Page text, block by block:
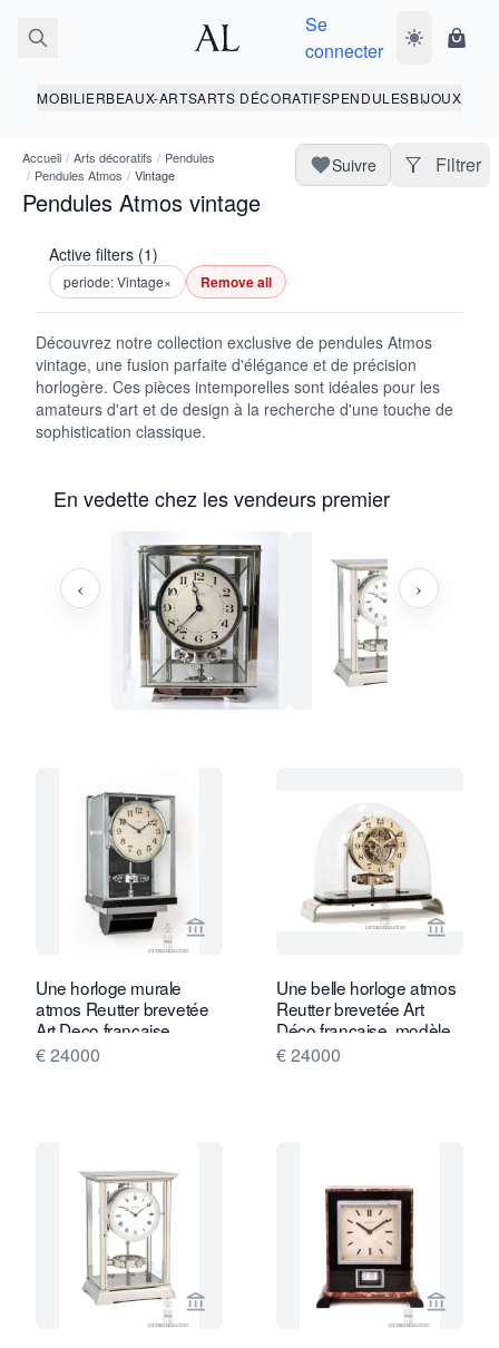
Se
connecter
Basculer le
MOBILIERBEAUX-ARTSARTS DÉCORATIFSPENDULESBIJOUX
Accueil / Arts décoratifs / Pendules
/ Pendules Atmos / Vintage
Pendules Atmos vintage
Suivre Filtrer
Active filters (1)
periode: Vintage× Remove all
Découvrez notre collection exclusive de pendules Atmos
vintage, une fusion parfaite d'élégance et de précision
horlogère. Ces pièces intemporelles sont idéales pour les
amateurs d'art et de design à la recherche d'une touche de
sophistication classique.
En vedette chez les vendeurs premier
‹ ›
Voir la page vendeur de Gude & Meis
Une horloge murale
atmos Reutter brevetée
Art Deco française,
modèle RM1, vers 1934.
€ 24000
Voir la
Une belle horloge atmos
Reutter brevetée Art
Déco française, modèle
P01, vers 1935.
€ 24000
Voir la page vendeur de Gude & Meis
Voir la